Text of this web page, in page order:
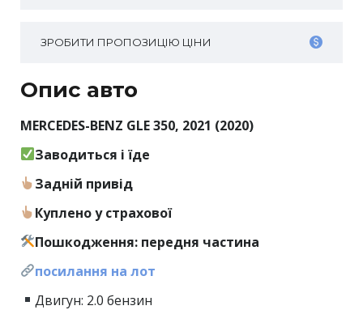
ЗРОБИТИ ПРОПОЗИЦІЮ ЦІНИ
Опис авто
MERCEDES-BENZ GLE 350, 2021 (2020)
Заводиться і їде
Задній привід
Куплено у страхової
Пошкодження: передня частина
посилання на лот
Двигун: 2.0 бензин